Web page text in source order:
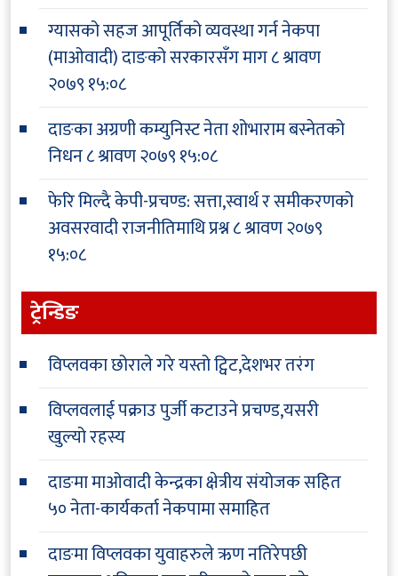
ग्यासको सहज आपूर्तिको व्यवस्था गर्न नेकपा
(माओवादी) दाङको सरकारसँग माग८ श्रावण
२०७९ १५:०८
दाङका अग्रणी कम्युनिस्ट नेता शोभाराम बस्नेतको
निधन८ श्रावण २०७९ १५:०८
फेरि मिल्दै केपी-प्रचण्ड: सत्ता,स्वार्थ र समीकरणको
अवसरवादी राजनीतिमाथि प्रश्न८ श्रावण २०७९
१५:०८
ट्रेन्डिङ
विप्लवका छोराले गरे यस्तो ट्विट,देशभर तरंग
विप्लवलाई पक्राउ पुर्जी कटाउने प्रचण्ड,यसरी
खुल्यो रहस्य
दाङमा माओवादी केन्द्रका क्षेत्रीय संयोजक सहित
५० नेता-कार्यकर्ता नेकपामा समाहित
दाङमा विप्लवका युवाहरुले ऋण नतिरेपछी